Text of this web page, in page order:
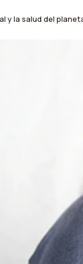
y la salud del